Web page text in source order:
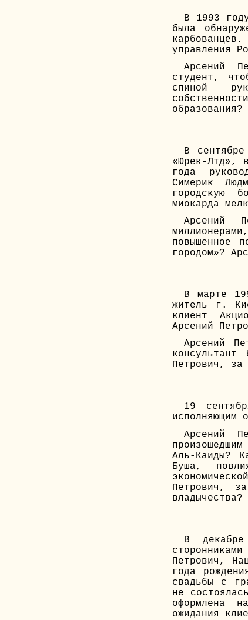
В 1993
была
управления
Арсений
студент,
спиной
образования?
В
«Юрек-Лтд»,
года
Симерик
городскую
миокарда
Арсений
повышенное
городом»?
В марте
житель г.
клиент
Арсений
Арсений
Петрович, за
19
исполняющим
Арсений
Аль-Каиды?
Буша,
Петрович,
владычества?
В
Петрович,
года
свадьбы с
не
оформлена
ожидания